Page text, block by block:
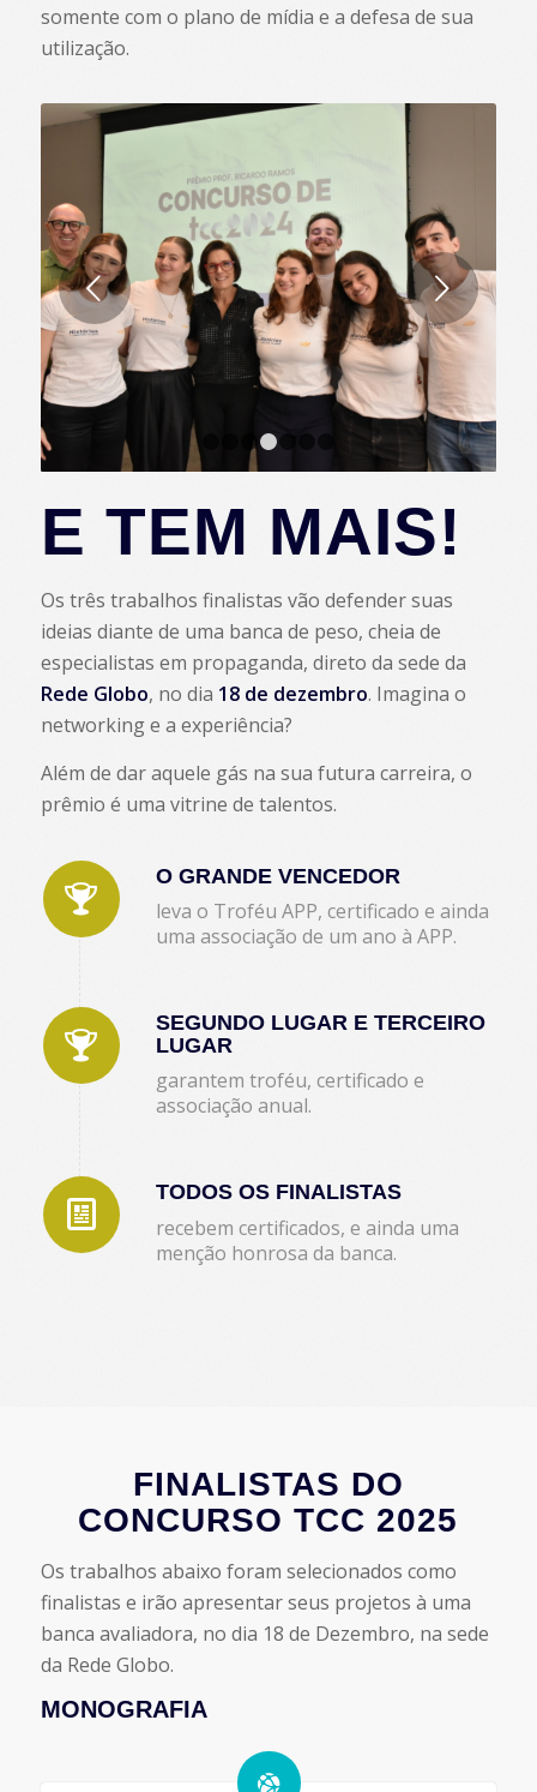
somente com o plano de mídia e a defesa de sua
utilização.
Próximo
3 6 7
E TEM MAIS!
Os três trabalhos finalistas vão defender suas
ideias diante de uma banca de peso, cheia de
especialistas em propaganda, direto da sede da
Rede Globo, no dia 18 de dezembro. Imagina o
networking e a experiência?
Além de dar aquele gás na sua futura carreira, o
prêmio é uma vitrine de talentos.
O GRANDE VENCEDOR
leva o Troféu APP, certificado e ainda
uma associação de um ano à APP.
SEGUNDO LUGAR E TERCEIRO
LUGAR
garantem troféu, certificado e
associação anual.
TODOS OS FINALISTAS
recebem certificados, e ainda uma
menção honrosa da banca.
FINALISTAS DO
CONCURSO TCC 2025
Os trabalhos abaixo foram selecionados como
finalistas e irão apresentar seus projetos à uma
banca avaliadora, no dia 18 de Dezembro, na sede
da Rede Globo.
MONOGRAFIA